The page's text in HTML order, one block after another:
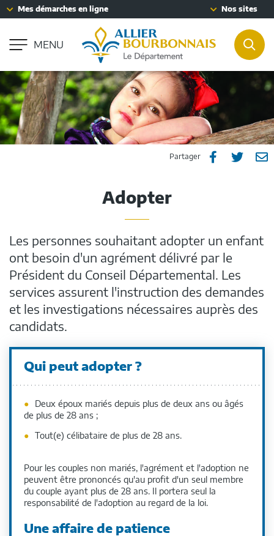
Aller à la recherche
Accessibilité : partiellement conforme
Mes démarches en ligne Nos sites
MENU
Partager Partager
 
Adopter
Les personnes souhaitant adopter un enfant
ont besoin d'un agrément délivré par le
Président du Conseil Départemental. Les
services assurent l'instruction des demandes
et les investigations nécessaires auprès des
candidats.
Qui peut adopter ?
Deux époux mariés depuis plus de deux ans ou âgés
de plus de 28 ans ;
Tout(e) célibataire de plus de 28 ans.
Pour les couples non mariés, l'agrément et l'adoption ne
peuvent être prononcés qu'au profit d'un seul membre
du couple ayant plus de 28 ans. Il portera seul la
responsabilité de l'adoption au regard de la loi.
Une affaire de patience
Fenêtre
chat